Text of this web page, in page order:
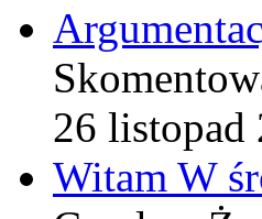
26 listopad
Witam W